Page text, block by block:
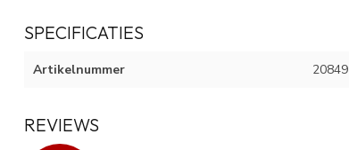
SPECIFICATIES
Artikelnummer 20849
REVIEWS